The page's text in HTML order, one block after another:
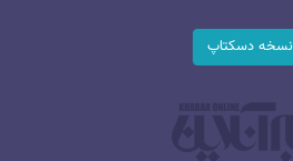
نسخه دسکتاپ